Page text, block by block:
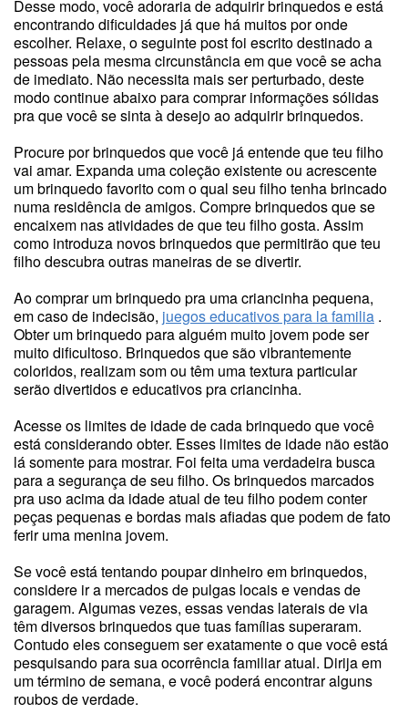
Desse modo, você adoraria de adquirir brinquedos e está
encontrando dificuldades já que há muitos por onde
escolher. Relaxe, o seguinte post foi escrito destinado a
pessoas pela mesma circunstância em que você se acha
de imediato. Não necessita mais ser perturbado, deste
modo continue abaixo para comprar informações sólidas
pra que você se sinta à desejo ao adquirir brinquedos.
Procure por brinquedos que você já entende que teu filho
vai amar. Expanda uma coleção existente ou acrescente
um brinquedo favorito com o qual seu filho tenha brincado
numa residência de amigos. Compre brinquedos que se
encaixem nas atividades de que teu filho gosta. Assim
como introduza novos brinquedos que permitirão que teu
filho descubra outras maneiras de se divertir.
Ao comprar um brinquedo pra uma criancinha pequena,
em caso de indecisão, juegos educativos para la familia .
Obter um brinquedo para alguém muito jovem pode ser
muito dificultoso. Brinquedos que são vibrantemente
coloridos, realizam som ou têm uma textura particular
serão divertidos e educativos pra criancinha.
Acesse os limites de idade de cada brinquedo que você
está considerando obter. Esses limites de idade não estão
lá somente para mostrar. Foi feita uma verdadeira busca
para a segurança de seu filho. Os brinquedos marcados
pra uso acima da idade atual de teu filho podem conter
peças pequenas e bordas mais afiadas que podem de fato
ferir uma menina jovem.
Se você está tentando poupar dinheiro em brinquedos,
considere ir a mercados de pulgas locais e vendas de
garagem. Algumas vezes, essas vendas laterais de via
têm diversos brinquedos que tuas famílias superaram.
Contudo eles conseguem ser exatamente o que você está
pesquisando para sua ocorrência familiar atual. Dirija em
um término de semana, e você poderá encontrar alguns
roubos de verdade.